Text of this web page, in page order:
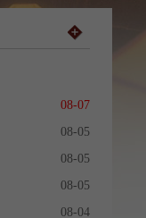
08-07
08-05
08-05
08-05
08-04